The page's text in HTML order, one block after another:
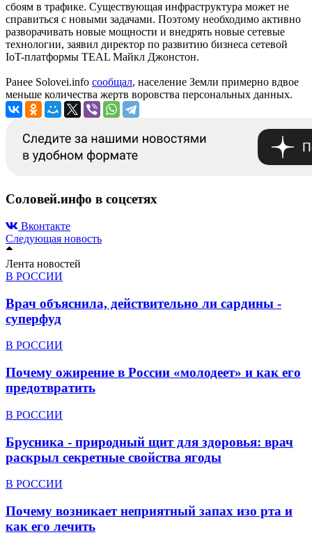
сбоям в трафике. Существующая инфраструктура может не
справиться с новыми задачами. Поэтому необходимо активно
разворачивать новые мощности и внедрять новые сетевые
технологии, заявил директор по развитию бизнеса сетевой
IoT-платформы TEAL Майкл Джонстон.
Ранее Solovei.info сообщал, население Земли примерно вдвое
меньше количества жертв воровства персональных данных.
Соловей.инфо в соцсетях
Вконтакте
Следующая новость
Лента новостей
В РОССИИ
Врач объяснила, действительно ли сардины -
суперфуд
В РОССИИ
Почему ожирение в России «молодеет» и как его
предотвратить
В РОССИИ
Брусника - природный щит для здоровья: врач
раскрыл секретные свойства ягоды
В РОССИИ
Почему возникает неприятный запах изо рта и
как его лечить